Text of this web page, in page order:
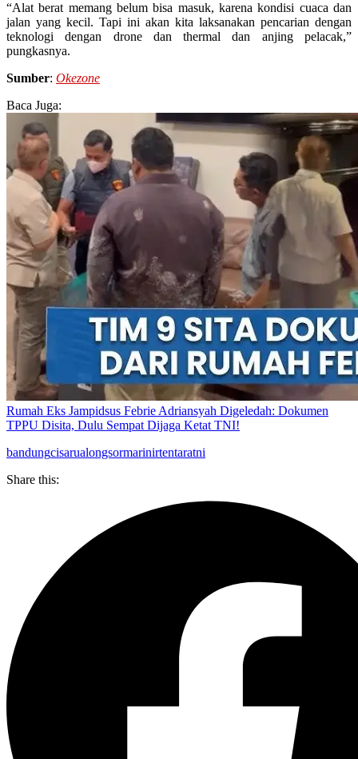
“Alat berat memang belum bisa masuk, karena kondisi cuaca dan
jalan yang kecil. Tapi ini akan kita laksanakan pencarian dengan
teknologi dengan drone dan thermal dan anjing pelacak,”
pungkasnya.
Sumber: Okezone
Baca Juga:
Rumah Eks Jampidsus Febrie Adriansyah Digeledah: Dokumen
TPPU Disita, Dulu Sempat Dijaga Ketat TNI!
bandungcisarualongsormarinirtentaratni
Share this: